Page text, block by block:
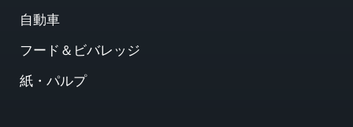
自動車
フード＆ビバレッジ
紙・パルプ